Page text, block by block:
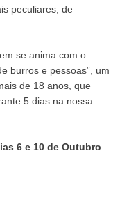
peculiares, de
se anima com o
burros e pessoas”, um
de 18 anos, que
5 dias na nossa
6 e 10 de Outubro